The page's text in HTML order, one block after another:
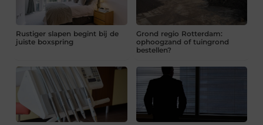
Rustiger slapen begint bij de
juiste boxspring
Grond regio Rotterdam:
ophoogzand of tuingrond
bestellen?